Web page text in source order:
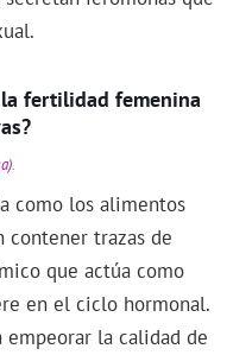
la fertilidad femenina
.
como los alimentos
contener trazas de
que actúa como
en el ciclo hormonal.
la calidad de